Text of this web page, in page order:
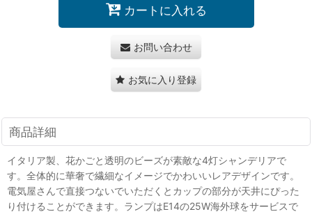
カートに入れる
お問い合わせ
お気に入り登録
商品詳細
イタリア製、花かごと透明のビーズが素敵な4灯シャンデリアで
す。全体的に華奢で繊細なイメージでかわいいレアデザインです。
電気屋さんで直接つないでいただくとカップの部分が天井にぴった
り付けることができます。ランプはE14の25W海外球をサービスで